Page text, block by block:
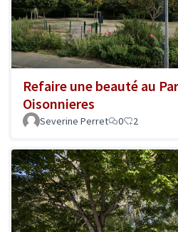
Refaire une beauté au
Oisonnieres
Severine Perret 0 2